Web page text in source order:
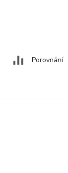
Porovnání